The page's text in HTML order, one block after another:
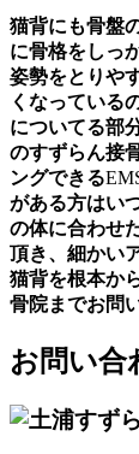
猫背にも骨盤
に骨格をしっ
姿勢をとりや
くなっている
についてる部
のすずらん接
ングできる
がある方はい
の体に合わせ
頂き、細かい
猫背を根本か
骨院までお問
お問い合